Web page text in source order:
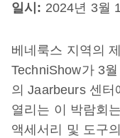
일시: 2024년 3월
베네룩스 지역의
TechniShow가 3
의 Jaarbeurs 센터
열리는 이 박람회
액세서리 및 도구